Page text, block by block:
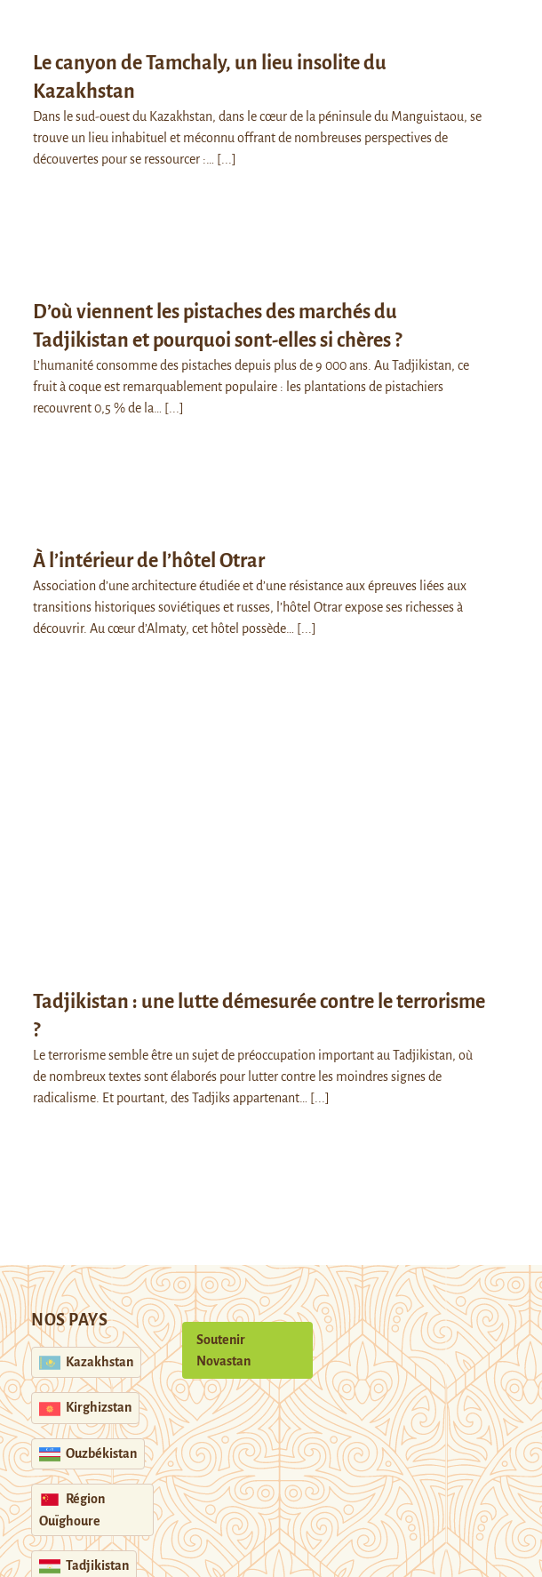
Le canyon de Tamchaly, un lieu insolite du
Kazakhstan
Dans le sud-ouest du Kazakhstan, dans le cœur de la péninsule du Manguistaou, se
trouve un lieu inhabituel et méconnu offrant de nombreuses perspectives de
découvertes pour se ressourcer :…
[...]
D’où viennent les pistaches des marchés du
Tadjikistan et pourquoi sont-elles si chères ?
L’humanité consomme des pistaches depuis plus de 9 000 ans. Au Tadjikistan, ce
fruit à coque est remarquablement populaire : les plantations de pistachiers
recouvrent 0,5 % de la…
[...]
À l’intérieur de l’hôtel Otrar
Association d’une architecture étudiée et d’une résistance aux épreuves liées aux
transitions historiques soviétiques et russes, l’hôtel Otrar expose ses richesses à
découvrir. Au cœur d’Almaty, cet hôtel possède…
[...]
Tadjikistan : une lutte démesurée contre le terrorisme
?
Le terrorisme semble être un sujet de préoccupation important au Tadjikistan, où
de nombreux textes sont élaborés pour lutter contre les moindres signes de
radicalisme. Et pourtant, des Tadjiks appartenant…
[...]
NOS PAYS
Kazakhstan
Kirghizstan
Ouzbékistan
Région
Ouïghoure
Tadjikistan
Soutenir
Novastan